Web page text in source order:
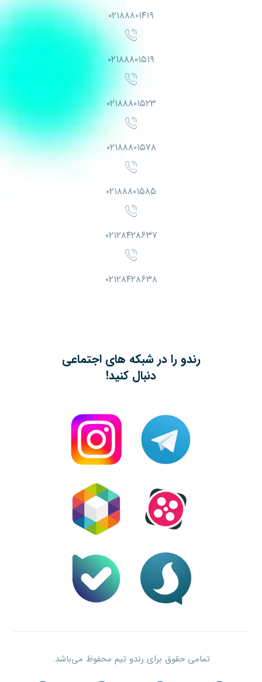
۰۲۱۸۸۸۰۱۴۱۹
۰۲۱۸۸۸۰۱۵۱۹
۰۲۱۸۸۸۰۱۵۲۳
۰۲۱۸۸۸۰۱۵۷۸
۰۲۱۸۸۸۰۱۵۸۵
۰۲۱۲۸۴۲۸۶۳۷
۰۲۱۲۸۴۲۸۶۳۸
رندو را در شبکه های اجتماعی
دنبال کنید!
تمامی حقوق برای رندو تیم محفوظ می‌باشد.